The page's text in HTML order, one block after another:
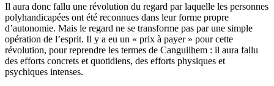
Il aura donc fallu une révolution du regard par laquelle les personnes
polyhandicapées ont été reconnues dans leur forme propre
d’autonomie. Mais le regard ne se transforme pas par une simple
opération de l’esprit. Il y a eu un « prix à payer » pour cette
révolution, pour reprendre les termes de Canguilhem : il aura fallu
des efforts concrets et quotidiens, des efforts physiques et
psychiques intenses.